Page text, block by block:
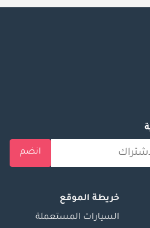
انضم
خريطة الموقع
السيارات المستعملة